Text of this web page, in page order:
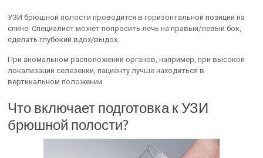
УЗИ брюшной полости проводится в горизонтальной позиции на
спине. Специалист может попросить лечь на правый/левый бок,
сделать глубокий вдох/выдох.
При аномальном расположении органов, например, при высокой
локализации селезенки, пациенту лучше находиться в
вертикальном положении.
Что включает подготовка к УЗИ
брюшной полости?